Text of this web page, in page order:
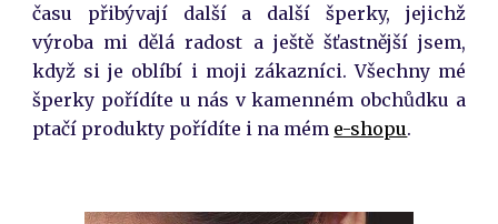
času přibývají další a další šperky, jejichž
výroba mi dělá radost a ještě šťastnější jsem,
když si je oblíbí i moji zákazníci. Všechny mé
šperky pořídíte u nás v kamenném obchůdku a
ptačí produkty pořídíte i na mém e-shopu.